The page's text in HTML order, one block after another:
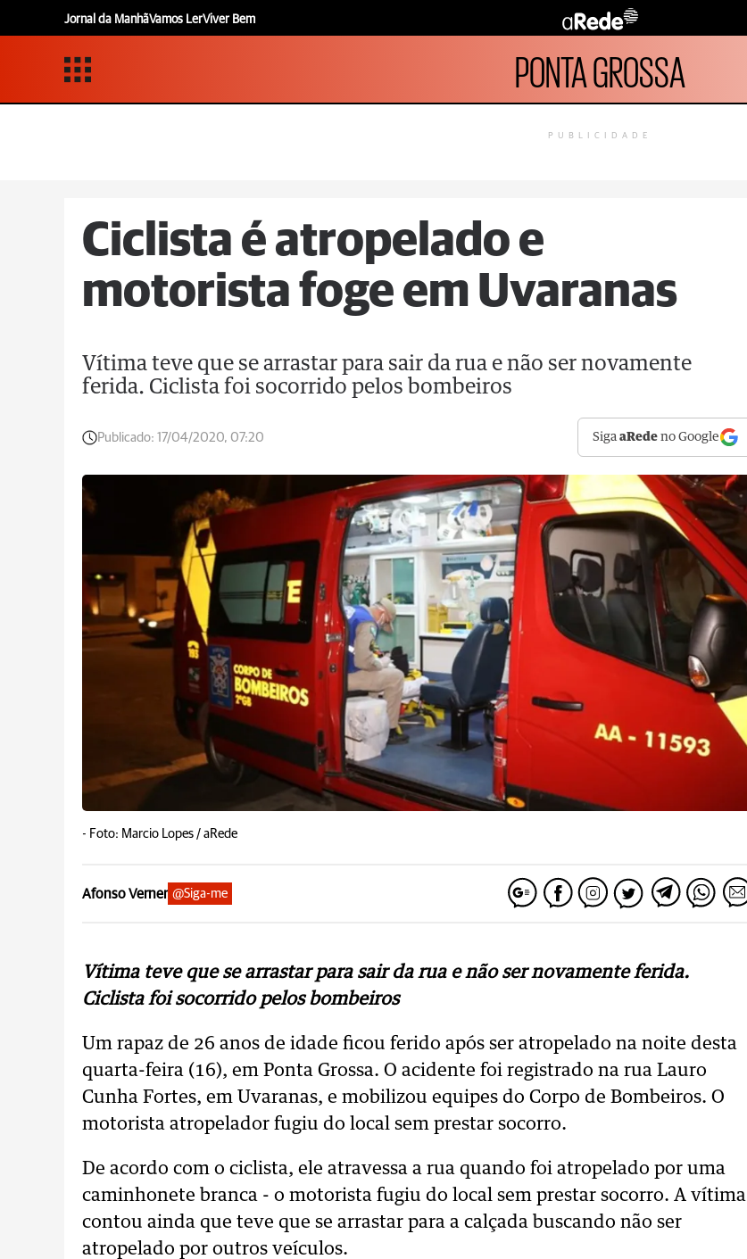
Jornal da ManhãVamos LerViver Bem
PONTA GROSSA
PUBLICIDADE
Ciclista é atropelado e
motorista foge em Uvaranas
Vítima teve que se arrastar para sair da rua e não ser novamente
ferida. Ciclista foi socorrido pelos bombeiros
Publicado: 17/04/2020, 07:20 SigaaRede no Google
- Foto: Marcio Lopes / aRede
Afonso Verner @Siga-me
Vítima teve que se arrastar para sair da rua e não ser novamente ferida.
Ciclista foi socorrido pelos bombeiros
Um rapaz de 26 anos de idade ficou ferido após ser atropelado na noite desta
quarta-feira (16), em Ponta Grossa. O acidente foi registrado na rua Lauro
Cunha Fortes, em Uvaranas, e mobilizou equipes do Corpo de Bombeiros. O
motorista atropelador fugiu do local sem prestar socorro.
De acordo com o ciclista, ele atravessa a rua quando foi atropelado por uma
caminhonete branca - o motorista fugiu do local sem prestar socorro. A vítima
contou ainda que teve que se arrastar para a calçada buscando não ser
atropelado por outros veículos.